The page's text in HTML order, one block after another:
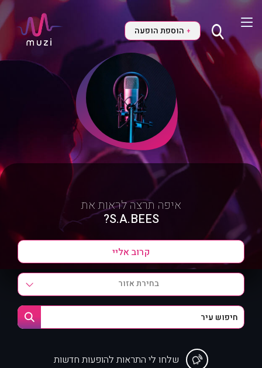
+ הוספת הופעה
איפה תרצה לראות את
S.A.BEES?
בחירת אזור
שלחו לי התראות להופעות חדשות